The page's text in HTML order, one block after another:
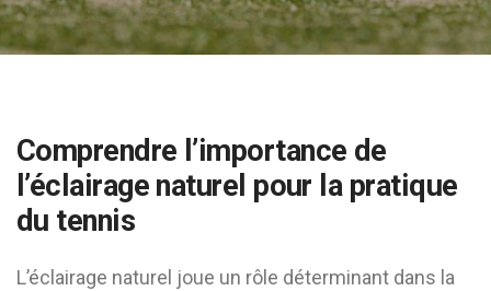
Comprendre l’importance de
l’éclairage naturel pour la pratique
du tennis
L’éclairage naturel joue un rôle déterminant dans la